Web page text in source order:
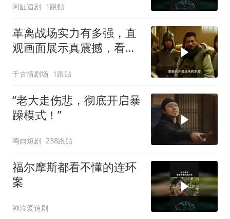
阿缸追剧 1跟贴
革离战场实力有多强，直
观画面展示真震撼，看完
千古情剧场 1跟贴
“老大走伤悲，彻底开启暴
躁模式！”
鸣雨短剧 238跟贴
福尔摩斯都看不懂的连环
案
神泣爱追剧